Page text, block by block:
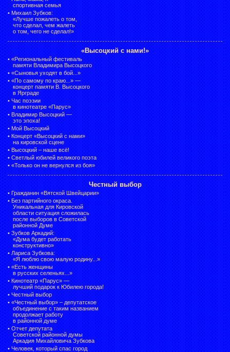
спортивная семья
• Михаил Зубков:
«Лучше пожалеть о том,
что сделал, чем жалеть
о том, чего не сделал!»
«Высоцкий с нами!»
• «Региональный фестиваль
памяти Владимира Высоцкого
• «Сыновья уходят в бой...»
• «По самому по краю...» —
концерт памяти В. Высоцкого
в Ярграде
• Час поэзии
в кинотеатре «Парус»
• Владимир Высоцкий —
это эпоха!
• Мой Высоцкий
• Концерт «Высоцкий с нами»
на кировской сцене
• Высоцкий – наше всё!
• Светлый юбилей великого поэта
• «Только он не вернулся из боя»
Честный выбор
• Гражданин «Вятской Швейцарии»
• Без партийного окраса.
Уникальная для Кировской
области ситуация сложилась
после выборов в Советской
районной Думе
• Зубков Аркадий:
«Дума будет работать
конструктивно»
• Лариса Зубкова:
«Я люблю свою малую родину...»
• «Есть женщины
в русских селеньях...»
• Кинотеатр «Парус» —
лучший подарок к Юбилею города!
• Честный выбор
• «Честный выбор» – депутатское
объединение с таким названием
продолжает работу
в районной думе
• Отчет депутата
Советской районной думы
Аркадия Михайловича Зубкова
• Человек, который спас город